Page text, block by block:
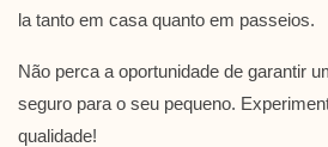
la tanto em casa quanto em passeios.
Não perca a oportunidade de garantir
seguro para o seu pequeno.
qualidade!